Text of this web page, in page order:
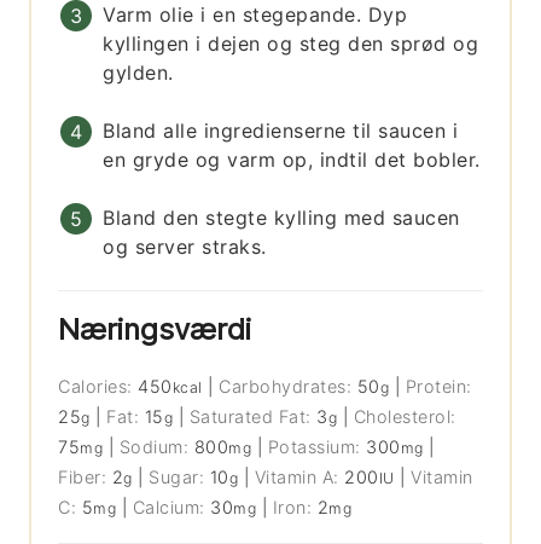
Varm olie i en stegepande. Dyp
kyllingen i dejen og steg den sprød og
gylden.
Bland alle ingredienserne til saucen i
en gryde og varm op, indtil det bobler.
Bland den stegte kylling med saucen
og server straks.
Næringsværdi
Calories: 450 kcal Carbohydrates: 50g
Protein:
25g Fat: 15g Saturated Fat: 3g
Cholesterol:
75mg Sodium: 800mg Potassium: 300 mg
Fiber: 2g Sugar: 10g Vitamin A: 200 IU |Vitamin
C: 5mg Calcium: 30mg Iron: 2mg